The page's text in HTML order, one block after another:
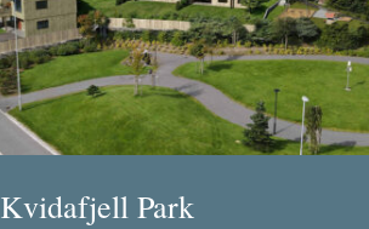
Kvidafjell Park